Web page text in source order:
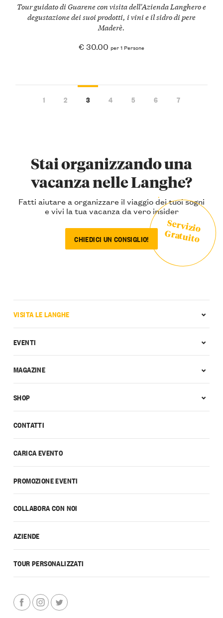
Tour guidato di Guarene con visita dell'Azienda Langhero e
degustazione dei suoi prodotti, i vini e il sidro di pere
Maderè.
€ 30.00 per 1 Persone
1 2 3 4 5 6 7
Stai organizzando una
vacanza nelle Langhe?
Fatti aiutare a organizzare il viaggio dei tuoi sogni
e vivi la tua vacanza da vero insider
CHIEDICI UN CONSIGLIO!
Servizio
Gratuito
CONTATTI
CARICA EVENTO
PROMOZIONE EVENTI
COLLABORA CON NOI
AZIENDE
TOUR PERSONALIZZATI
VISITA LE LANGHE
EVENTI
MAGAZINE
SHOP